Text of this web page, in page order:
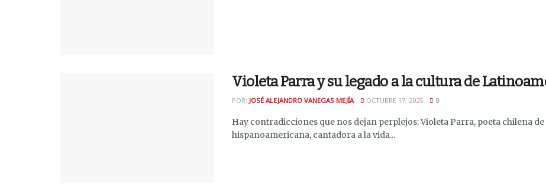
Violeta Parra y su legado a la cultura de
POR: JOSÉ ALEJANDRO VANEGAS MEJÍA OCTUBRE 17, 2025 0
Hay contradicciones que nos dejan perplejos: Violeta Parra, poeta chilena
hispanoamericana, cantadora a la vida...